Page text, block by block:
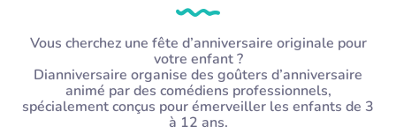
Vous cherchez une fête d’anniversaire originale pour
votre enfant ?
Dianniversaire organise des goûters d’anniversaire
animé par des comédiens professionnels,
spécialement conçus pour émerveiller les enfants de 3
à 12 ans.